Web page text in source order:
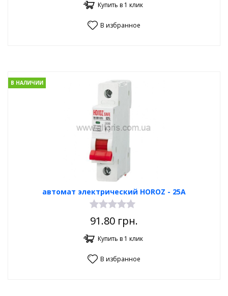
Купить в 1 клик
В избранное
автомат электрический HOROZ - 25A
В НАЛИЧИИ
91.80 грн.
Купить в 1 клик
В избранное